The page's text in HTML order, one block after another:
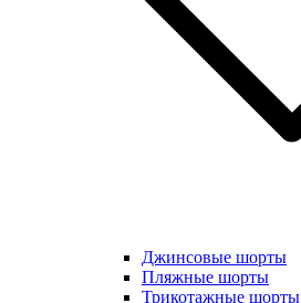
Джинсовые шорты
Пляжные шорты
Трикотажные шорты